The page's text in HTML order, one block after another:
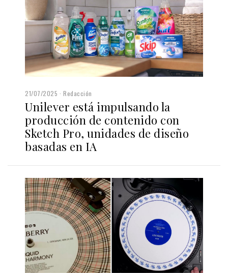
21/07/2025 Redacción
Unilever está impulsando la
producción de contenido con
Sketch Pro, unidades de diseño
basadas en IA